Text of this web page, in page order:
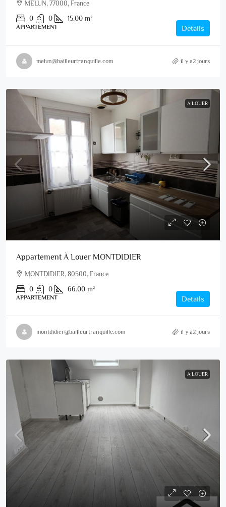
MELUN, 77000, France
0 0 15.00 m²
APPARTEMENT Details
melun@bailleurtranquille.com il y a2 jours
A LOUER
Appartement À Louer MONTDIDIER
MONTDIDIER, 80500, France
0 0 66.00 m²
APPARTEMENT Details
montdidier@bailleurtranquille.com il y a2 jours
A LOUER